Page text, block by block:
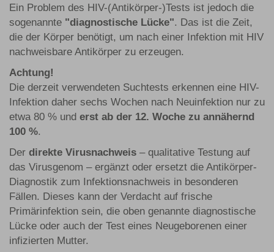
Ein Problem des HIV-(Antikörper-)Tests ist jedoch die
sogenannte "diagnostische Lücke". Das ist die Zeit,
die der Körper benötigt, um nach einer Infektion mit HIV
nachweisbare Antikörper zu erzeugen.
Achtung!
Die derzeit verwendeten Suchtests erkennen eine HIV-
Infektion daher sechs Wochen nach Neuinfektion nur zu
etwa 80 % und erst ab der 12. Woche zu annähernd
100 %.
Der direkte Virusnachweis – qualitative Testung auf
das Virusgenom – ergänzt oder ersetzt die Antikörper-
Diagnostik zum Infektionsnachweis in besonderen
Fällen. Dieses kann der Verdacht auf frische
Primärinfektion sein, die oben genannte diagnostische
Lücke oder auch der Test eines Neugeborenen einer
infizierten Mutter.